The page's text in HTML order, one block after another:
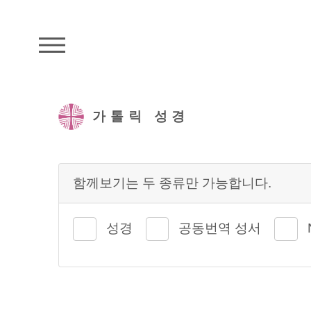
가톨릭 성경
함께보기는 두 종류만 가능합니다.
성경 공동번역 성서